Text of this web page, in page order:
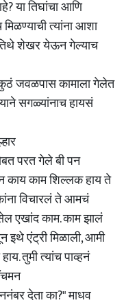
या तिघांचा आणि
त्यांना आशा
तिथे शेखर येऊन गेल्याच
जवळपास कामाला गेलेत
सगळ्यांनाच हायसं
परत गेले बी पन
काम शिल्लक हाय ते
विचारलं ते आमचं
एखांद काम. काम झालं
एंट्री मिळाली, आमी
तुमी त्यांच पाव्हनं
देता का?" माधव